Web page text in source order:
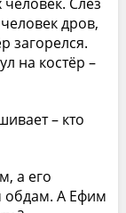
дров,
загорелся.
на костёр –
– кто
а его
обдам. А Ефим